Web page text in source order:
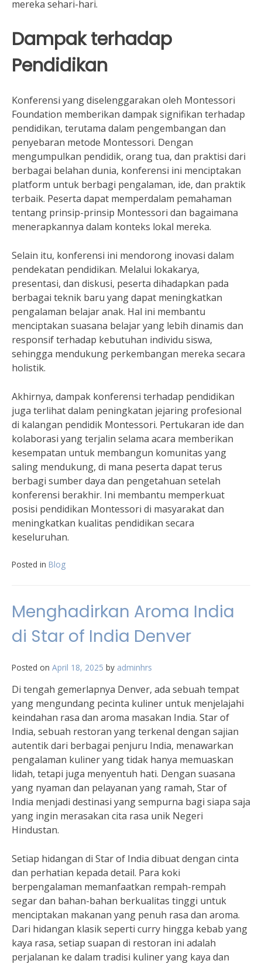
mereka sehari-hari.
Dampak terhadap
Pendidikan
Konferensi yang diselenggarakan oleh Montessori
Foundation memberikan dampak signifikan terhadap
pendidikan, terutama dalam pengembangan dan
penyebaran metode Montessori. Dengan
mengumpulkan pendidik, orang tua, dan praktisi dari
berbagai belahan dunia, konferensi ini menciptakan
platform untuk berbagi pengalaman, ide, dan praktik
terbaik. Peserta dapat memperdalam pemahaman
tentang prinsip-prinsip Montessori dan bagaimana
menerapkannya dalam konteks lokal mereka.
Selain itu, konferensi ini mendorong inovasi dalam
pendekatan pendidikan. Melalui lokakarya,
presentasi, dan diskusi, peserta dihadapkan pada
berbagai teknik baru yang dapat meningkatkan
pengalaman belajar anak. Hal ini membantu
menciptakan suasana belajar yang lebih dinamis dan
responsif terhadap kebutuhan individu siswa,
sehingga mendukung perkembangan mereka secara
holistik.
Akhirnya, dampak konferensi terhadap pendidikan
juga terlihat dalam peningkatan jejaring profesional
di kalangan pendidik Montessori. Pertukaran ide dan
kolaborasi yang terjalin selama acara memberikan
kesempatan untuk membangun komunitas yang
saling mendukung, di mana peserta dapat terus
berbagi sumber daya dan pengetahuan setelah
konferensi berakhir. Ini membantu memperkuat
posisi pendidikan Montessori di masyarakat dan
meningkatkan kualitas pendidikan secara
keseluruhan.
Posted in Blog
Menghadirkan Aroma India
di Star of India Denver
Posted on April 18, 2025 by adminhrs
Di tengah gemerlapnya Denver, ada sebuah tempat
yang mengundang pecinta kuliner untuk menjelajahi
keindahan rasa dan aroma masakan India. Star of
India, sebuah restoran yang terkenal dengan sajian
autentik dari berbagai penjuru India, menawarkan
pengalaman kuliner yang tidak hanya memuaskan
lidah, tetapi juga menyentuh hati. Dengan suasana
yang nyaman dan pelayanan yang ramah, Star of
India menjadi destinasi yang sempurna bagi siapa saja
yang ingin merasakan cita rasa unik Negeri
Hindustan.
Setiap hidangan di Star of India dibuat dengan cinta
dan perhatian kepada detail. Para koki
berpengalaman memanfaatkan rempah-rempah
segar dan bahan-bahan berkualitas tinggi untuk
menciptakan makanan yang penuh rasa dan aroma.
Dari hidangan klasik seperti curry hingga kebab yang
kaya rasa, setiap suapan di restoran ini adalah
perjalanan ke dalam tradisi kuliner yang kaya dan